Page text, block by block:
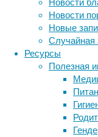
Новости
Новости
Новые
Случайная
Ресурсы
Полезная
на
Марс
и
как
решить
подобные
вопросы.
Работа